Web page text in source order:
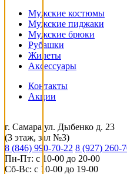
Мужские костюмы
Мужские пиджаки
Мужские брюки
Рубашки
Жилеты
Аксессуары
Контакты
Акции
г. Самара ул. Дыбенко д. 23
(3 этаж, зал №3)
8 (846) 990-70-22 8 (927) 260-
Пн-Пт: с 10-00 до 20-00
Сб-Вс: с 10-00 до 19-00